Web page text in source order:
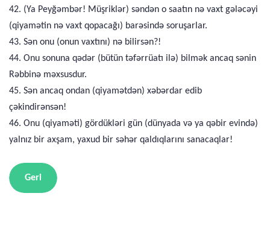
42. (Ya Peyğəmbər! Müşriklər) səndən o saatın nə vaxt gələcəyi
(qiyamətin nə vaxt qopacağı) barəsində soruşarlar.
43. Sən onu (onun vaxtını) nə bilirsən?!
44. Onu sonuna qədər (bütün təfərrüatı ilə) bilmək ancaq sənin
Rəbbinə məxsusdur.
45. Sən ancaq ondan (qiyamətdən) xəbərdar edib
çəkindirənsən!
46. Onu (qiyaməti) gördükləri gün (dünyada və ya qəbir evində)
yalnız bir axşam, yaxud bir səhər qaldıqlarını sanacaqlar!
Geri